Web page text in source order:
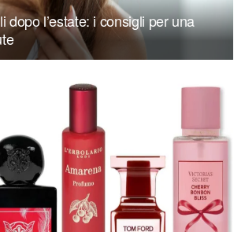
dopo l’estate: i consigli per una